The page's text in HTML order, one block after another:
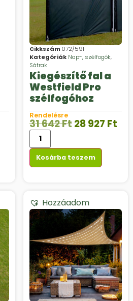
Cikkszám 072/591
Kategóriák Nap-, szélfogók,
Sátrak
Kiegészítő fal a
Westfield Pro
szélfogóhoz
Rendelésre
31 642Ft28 927 Ft
Kosárba teszem
Hozzáadom